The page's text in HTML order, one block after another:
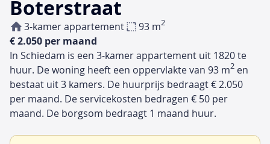
Boterstraat
3-kamer appartement 93 m2
€ 2.050 per maand
In Schiedam is een 3-kamer appartement uit 1820 te
huur. De woning heeft een oppervlakte van 93 m2 en
bestaat uit 3 kamers. De huurprijs bedraagt € 2.050
per maand. De servicekosten bedragen € 50 per
maand. De borgsom bedraagt 1 maand huur.